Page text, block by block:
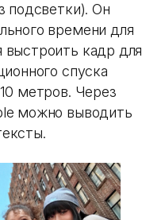
подсветки). Он
времени для
кадр для
спуска
метров. Через
можно выводить